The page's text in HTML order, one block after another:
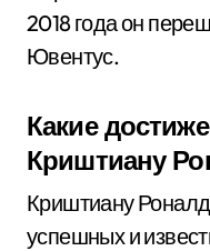
2018 года он
Ювентус.
Какие
Криштиану
Криштиану
успешных и